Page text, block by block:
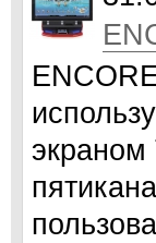
экраном